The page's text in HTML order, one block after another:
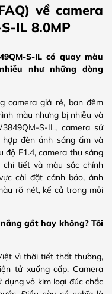
về camera
IL 8.0MP
S-IL có quay màu
như những dòng
camera giá rẻ, ban đêm
màu nhưng bị nhiễu và
S-IL, camera sử
đèn ánh sáng ấm và
độ F1.4, camera thu sáng
tiết và màu sắc chính
cài đặt cảnh báo, ánh
rõ nét, kể cả trong môi
gắt hay không? Tôi
vì thời tiết thất thường,
tử xuống cấp. Camera
vỏ kim loại đúc chắc